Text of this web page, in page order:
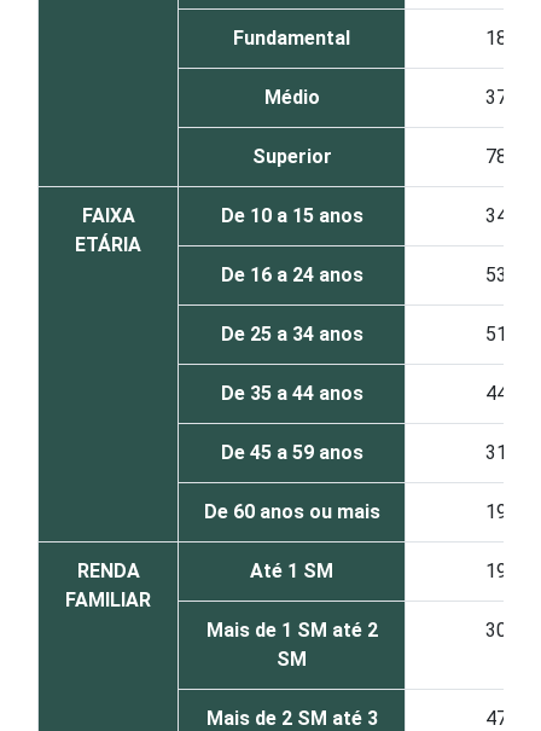
Fundamental 18
Médio 37
Superior 78
FAIXA
ETÁRIA
De 10 a 15 anos 34
De 16 a 24 anos 53
De 25 a 34 anos 51
De 35 a 44 anos 44
De 45 a 59 anos 31
De 60 anos ou mais 19
RENDA
FAMILIAR
Até 1 SM 19
Mais de 1 SM até 2
SM
30
Mais de 2 SM até 3
47